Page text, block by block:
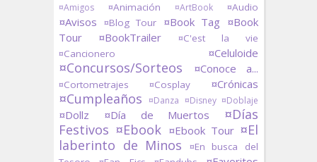
¤Amigos ¤Animación ¤ArtBook ¤Audio
¤Avisos ¤Blog Tour ¤Book Tag ¤Book
Tour
¤BookTrailer
¤C'est la vie
¤Cancionero
¤Celuloide
¤Concursos/Sorteos ¤Conoce a...
¤Cortometrajes ¤Cosplay ¤Crónicas
¤Cumpleaños ¤Danza ¤Disney ¤Doblaje
¤Dollz ¤Día de Muertos
¤Días
Festivos ¤Ebook ¤Ebook Tour ¤El
laberinto de Minos
¤En busca del